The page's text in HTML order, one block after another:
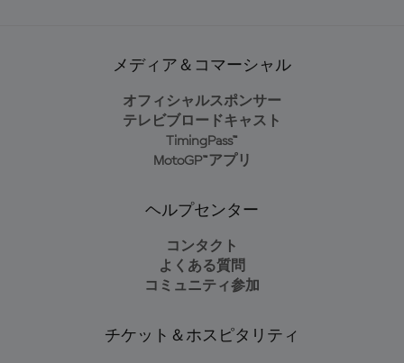
メディア＆コマーシャル
オフィシャルスポンサー
テレビブロードキャスト
TimingPass™
MotoGP™アプリ
ヘルプセンター
コンタクト
よくある質問
コミュニティ参加
チケット＆ホスピタリティ